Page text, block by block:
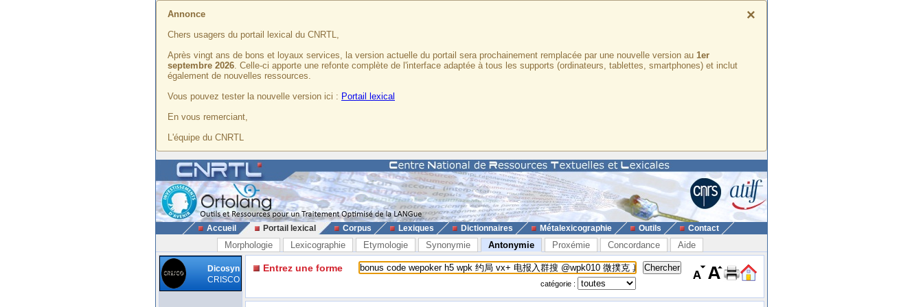
×
Annonce
Chers usagers du portail lexical du CNRTL,
Après vingt ans de bons et loyaux services, la version actuelle du portail sera prochainement remplacée par une nouvelle version au 1er
septembre 2026. Celle-ci apporte une refonte complète de l'interface adaptée à tous les supports (ordinateurs, tablettes, smartphones) et inclut
également de nouvelles ressources.
Vous pouvez tester la nouvelle version ici : Portail lexical
En vous remerciant,
L'équipe du CNRTL
Accueil Portail lexical Corpus Lexiques Dictionnaires Métalexicographie Outils Contact
Morphologie Lexicographie Etymologie Synonymie Antonymie Proxémie Concordance Aide
Dicosyn
CRISCO
Entrez une forme
catégorie :